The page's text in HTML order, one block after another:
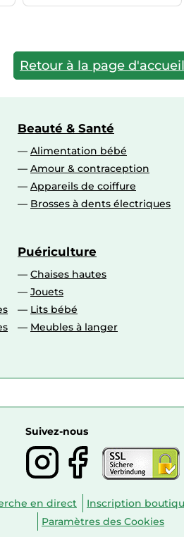
Retour à la page d'accueil
Beauté & Santé
Alimentation bébé
Amour & contraception
Appareils de coiffure
Brosses à dents électriques
Puériculture
Chaises hautes
Jouets
Lits bébé
Meubles à langer
Suivez-nous
en direct Inscription
Paramètres des Cookies